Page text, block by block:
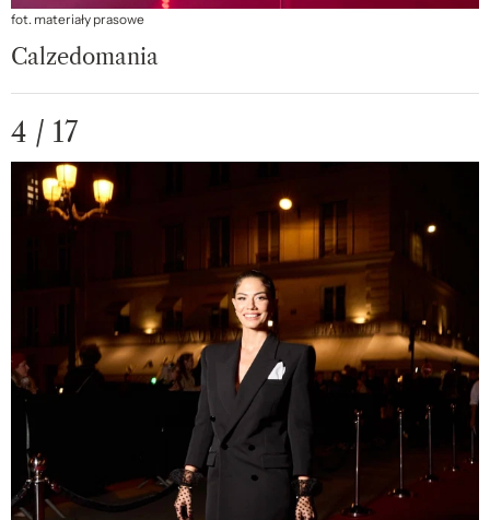
fot. materiały prasowe
Calzedomania
4 / 17